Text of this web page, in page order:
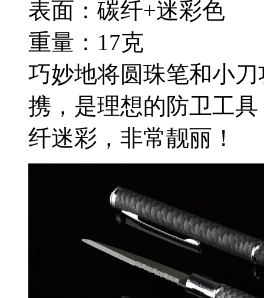
表面：碳纤+迷彩色
重量：17克
巧妙地将圆珠笔和小
携，是理想的防卫工
纤迷彩，非常靓丽！